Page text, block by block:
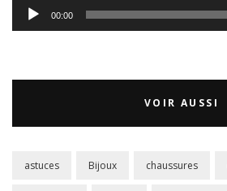
00:00
VOIR AUSSI
astuces Bijoux chaussures